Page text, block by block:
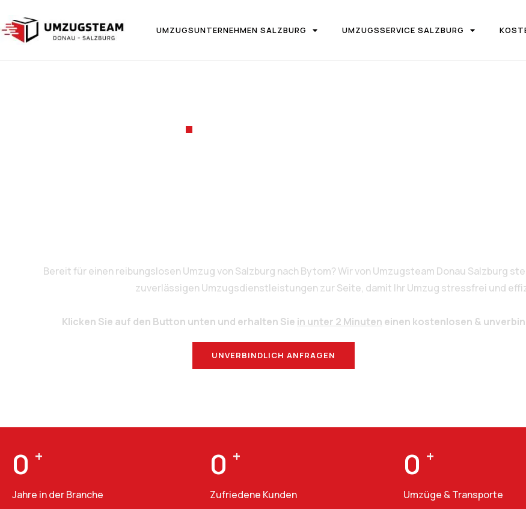
UMZUGSUNTERNEHMEN SALZBURG UMZUGSSERVICE SALZBURG
Bereit für einen reibungslosen Umzug von Salzburg nach Bytom? Wir von Umzugsteam Donau Salzburg
zuverlässigen Umzugsdienstleistungen zur Seite, damit Ihr Umzug stressfrei und
Klicken Sie auf den Button unten und erhalten Sie in unter 2 Minuten einen kostenlosen &
UNVERBINDLICH ANFRAGEN
0 +
Jahre in der Branche
0 +
Zufriedene Kunden
0 +
Umzüge & Transporte